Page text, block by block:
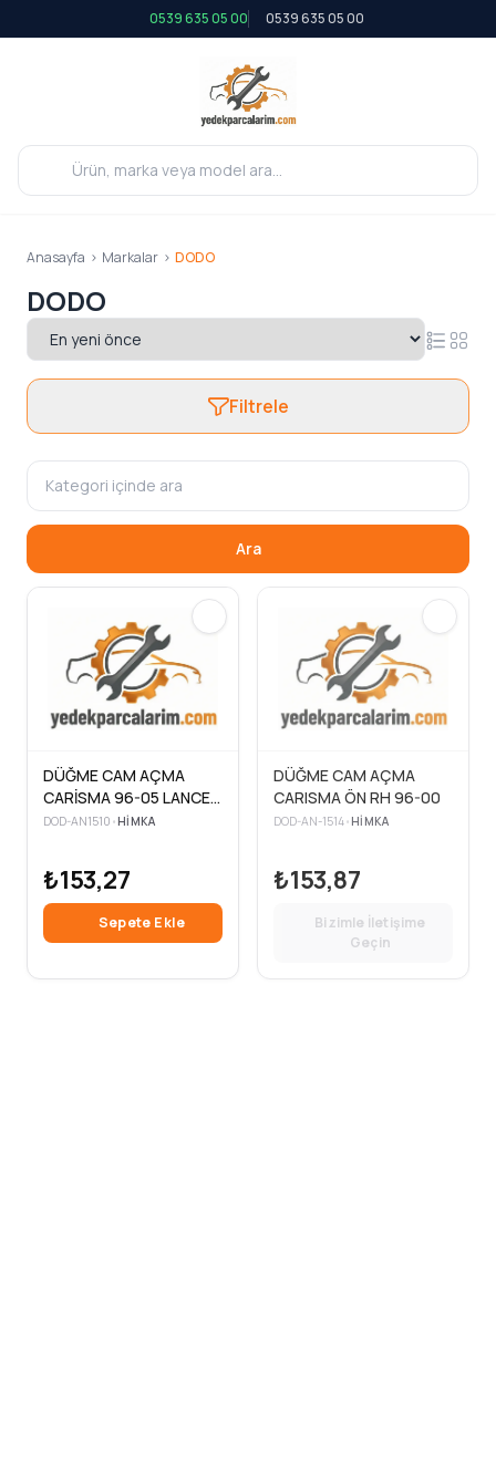
0539 635 05 00 0539 635 05 00
Anasayfa > Markalar > DODO
DODO
Filtrele
Ara
DÜĞME CAM AÇMA
CARİSMA 96-05 LANCER
PROTON 92-96 ÖN SAĞ
DOD-AN1510 •HIMKA
₺153,27
Sepete Ekle
DÜĞME CAM AÇMA
CARISMA ÖN RH 96-00
DOD-AN-1514• HIMKA
₺153,87
Bizimle İletişime
Geçin